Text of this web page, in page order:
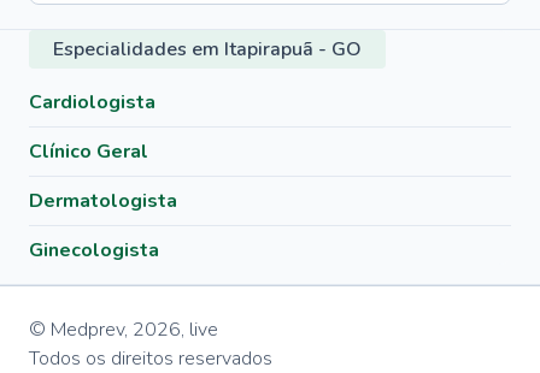
Especialidades em Itapirapuã - GO
Cardiologista
Clínico Geral
Dermatologista
Ginecologista
© Medprev, 2026, live
Todos os direitos reservados